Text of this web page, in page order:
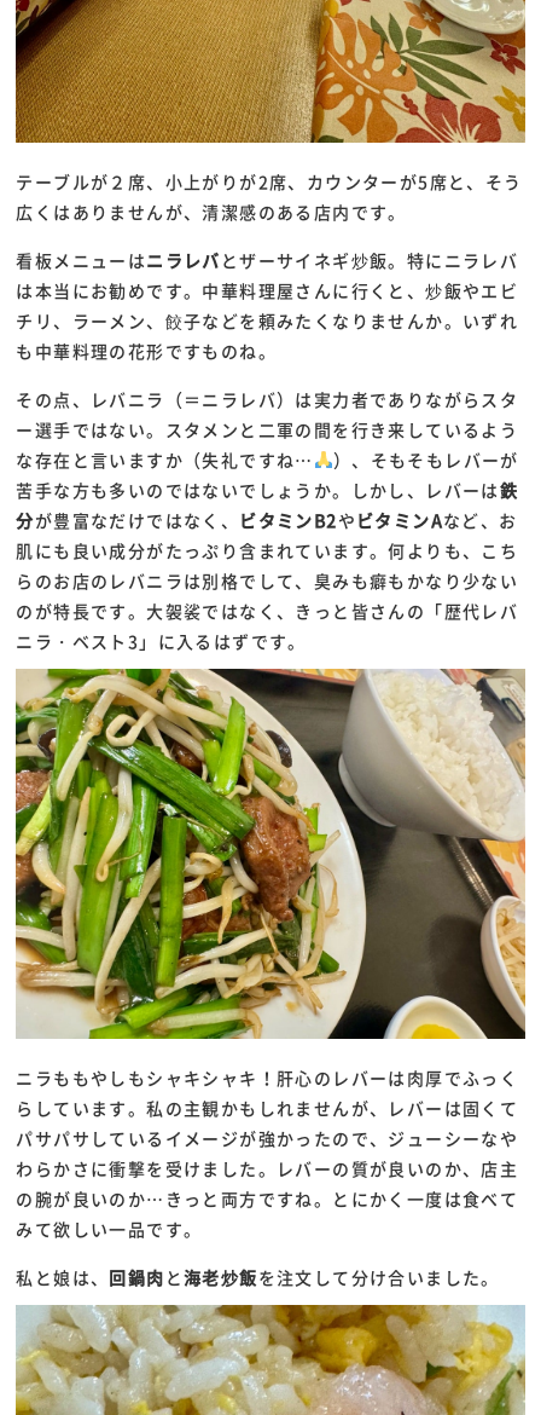
テーブルが２席、小上がりが2席、カウンターが5席と、そう
広くはありませんが、清潔感のある店内です。
看板メニューはニラレバ とザーサイネギ炒飯。特にニラレバ
は本当にお勧めです。中華料理屋さんに行くと、炒飯やエビ
チリ、ラーメン、餃子などを頼みたくなりませんか。いずれ
も中華料理の花形ですものね。
その点、レバニラ（＝ニラレバ）は実力者でありながらスタ
ー選手ではない。スタメンと二軍の間を行き来しているよう
な存在と言いますか（失礼ですね…
）、そもそもレバーが
苦手な方も多いのではないでしょうか。しかし、レバーは鉄
分が豊富なだけではなく、 ビタミンB2や ビタミンAなど、お
肌にも良い成分がたっぷり含まれています。何よりも、こち
らのお店のレバニラは別格でして、臭みも癖もかなり少ない
のが特長です。大袈裟ではなく、きっと皆さんの「歴代レバ
ニラ・ベスト3」に入るはずです。
ニラももやしもシャキシャキ！肝心のレバーは肉厚でふっく
らしています。私の主観かもしれませんが、レバーは固くて
パサパサしているイメージが強かったので、ジューシーなや
わらかさに衝撃を受けました。レバーの質が良いのか、店主
の腕が良いのか…きっと両方ですね。とにかく一度は食べて
みて欲しい一品です。
私と娘は、 回鍋肉 と海老炒飯を注文して分け合いました。